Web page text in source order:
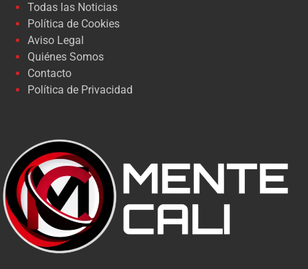
Todas las Noticias
Política de Cookies
Aviso Legal
Quiénes Somos
Contacto
Política de Privacidad